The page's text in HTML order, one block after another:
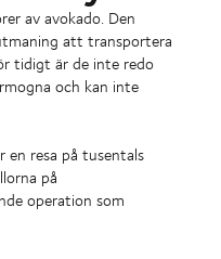
av avokado. Den
att transportera
tidigt är de inte redo
och kan inte
resa på tusentals
på
operation som